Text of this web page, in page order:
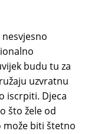
budu tu za
uzvratnu
iscrpiti. Djeca
što žele od
može biti štetno